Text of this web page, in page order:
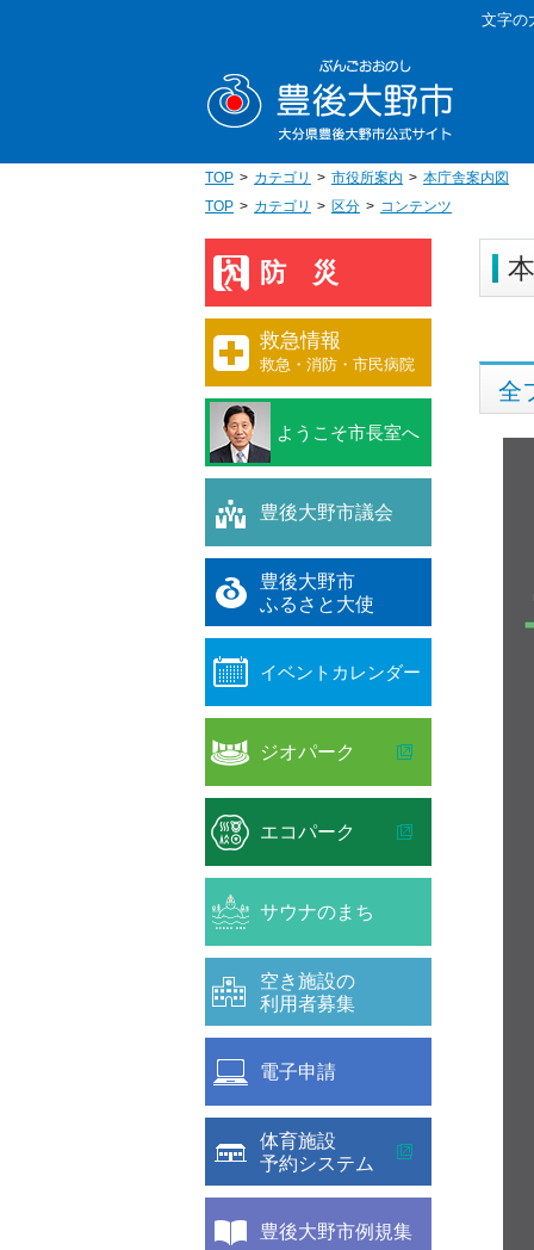
移
文字の
TOP カテゴリ 市役所案内
本庁舎案内図
TOP
カテゴリ 区分 コンテンツ
全
防災
救急情報
救急・消防・市民病院
ようこそ市長室へ
豊後大野市議会
豊後大野市
ふるさと大使
イベントカレンダー
ジオパーク
エコパーク
サウナのまち
空き施設の
利用者募集
電子申請
体育施設
予約システム
豊後大野市例規集